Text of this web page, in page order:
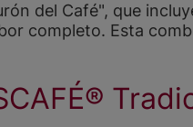
del Café", que
completo. Esta